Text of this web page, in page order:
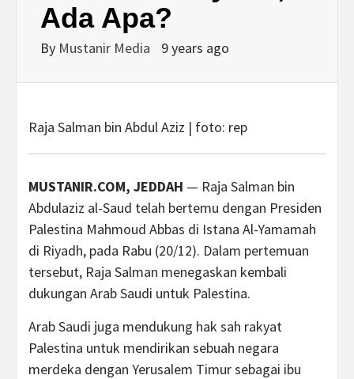
Ada Apa?
By Mustanir Media 9 years ago
Raja Salman bin Abdul Aziz | foto: rep
MUSTANIR.COM, JEDDAH — Raja Salman bin
Abdulaziz al-Saud telah bertemu dengan Presiden
Palestina Mahmoud Abbas di Istana Al-Yamamah
di Riyadh, pada Rabu (20/12). Dalam pertemuan
tersebut, Raja Salman menegaskan kembali
dukungan Arab Saudi untuk Palestina.
Arab Saudi juga mendukung hak sah rakyat
Palestina untuk mendirikan sebuah negara
merdeka dengan Yerusalem Timur sebagai ibu